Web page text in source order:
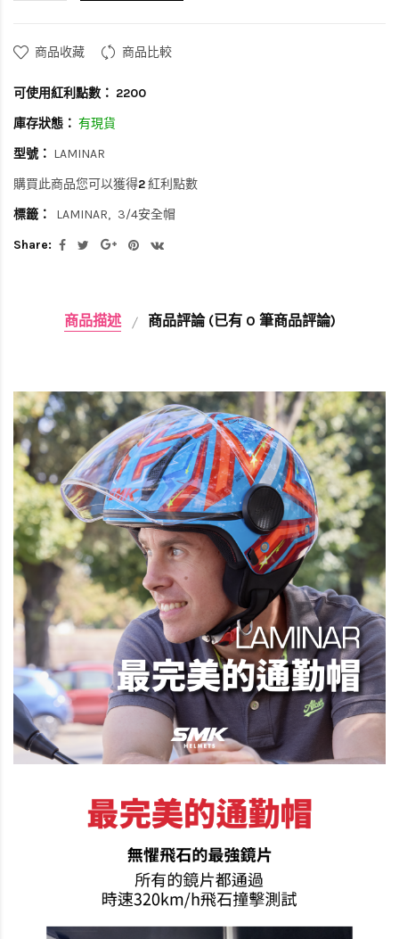
商品收藏 商品比較
可使用紅利點數： 2200
庫存狀態： 有現貨
型號： LAMINAR
購買此商品您可以獲得2紅利點數
標籤：
LAMINAR
3/4安全帽
Share:
商品描述 商品評論 (已有 0 筆商品評論)